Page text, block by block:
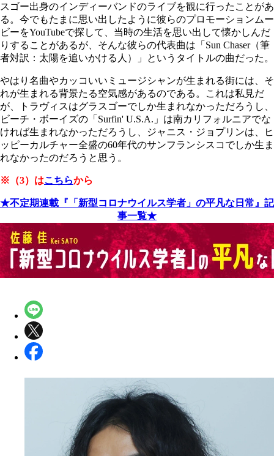
スゴー出身のインディーバンドのライブを観に行ったことがあ
る。今でもたまに思い出したように彼らのプロモーションムー
ビーをYouTubeで探して、当時の生活を思い出して懐かしんだ
りすることがあるが、そんな彼らの代表曲は「Sun Chaser（筆
者対訳：太陽を追いかける人）」というタイトルの曲だった。
やはり名曲やカッコいいミュージシャンが生まれる街には、そ
れが生まれる背景たる空気感があるのである。これは私見だ
が、トラヴィスはグラスゴーでしか生まれなかっただろうし、
ビーチ・ボーイズの「Surfin' U.S.A.」は南カリフォルニアでな
ければ生まれなかっただろうし、ジャニス・ジョプリンは、ヒ
ッピーカルチャー全盛の60年代のサンフランシスコでしか生ま
れなかったのだろうと思う。
※（3）はこちらから
★不定期連載『「新型コロナウイルス学者」の平凡な日常』記
事一覧★